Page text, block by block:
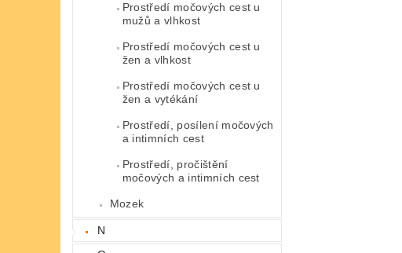
Prostředí močových cest u
mužů a vlhkost
Prostředí močových cest u
žen a vlhkost
Prostředí močových cest u
žen a vytékání
Prostředí, posílení močových
a intimních cest
Prostředí, pročištění
močových a intimních cest
Mozek
N